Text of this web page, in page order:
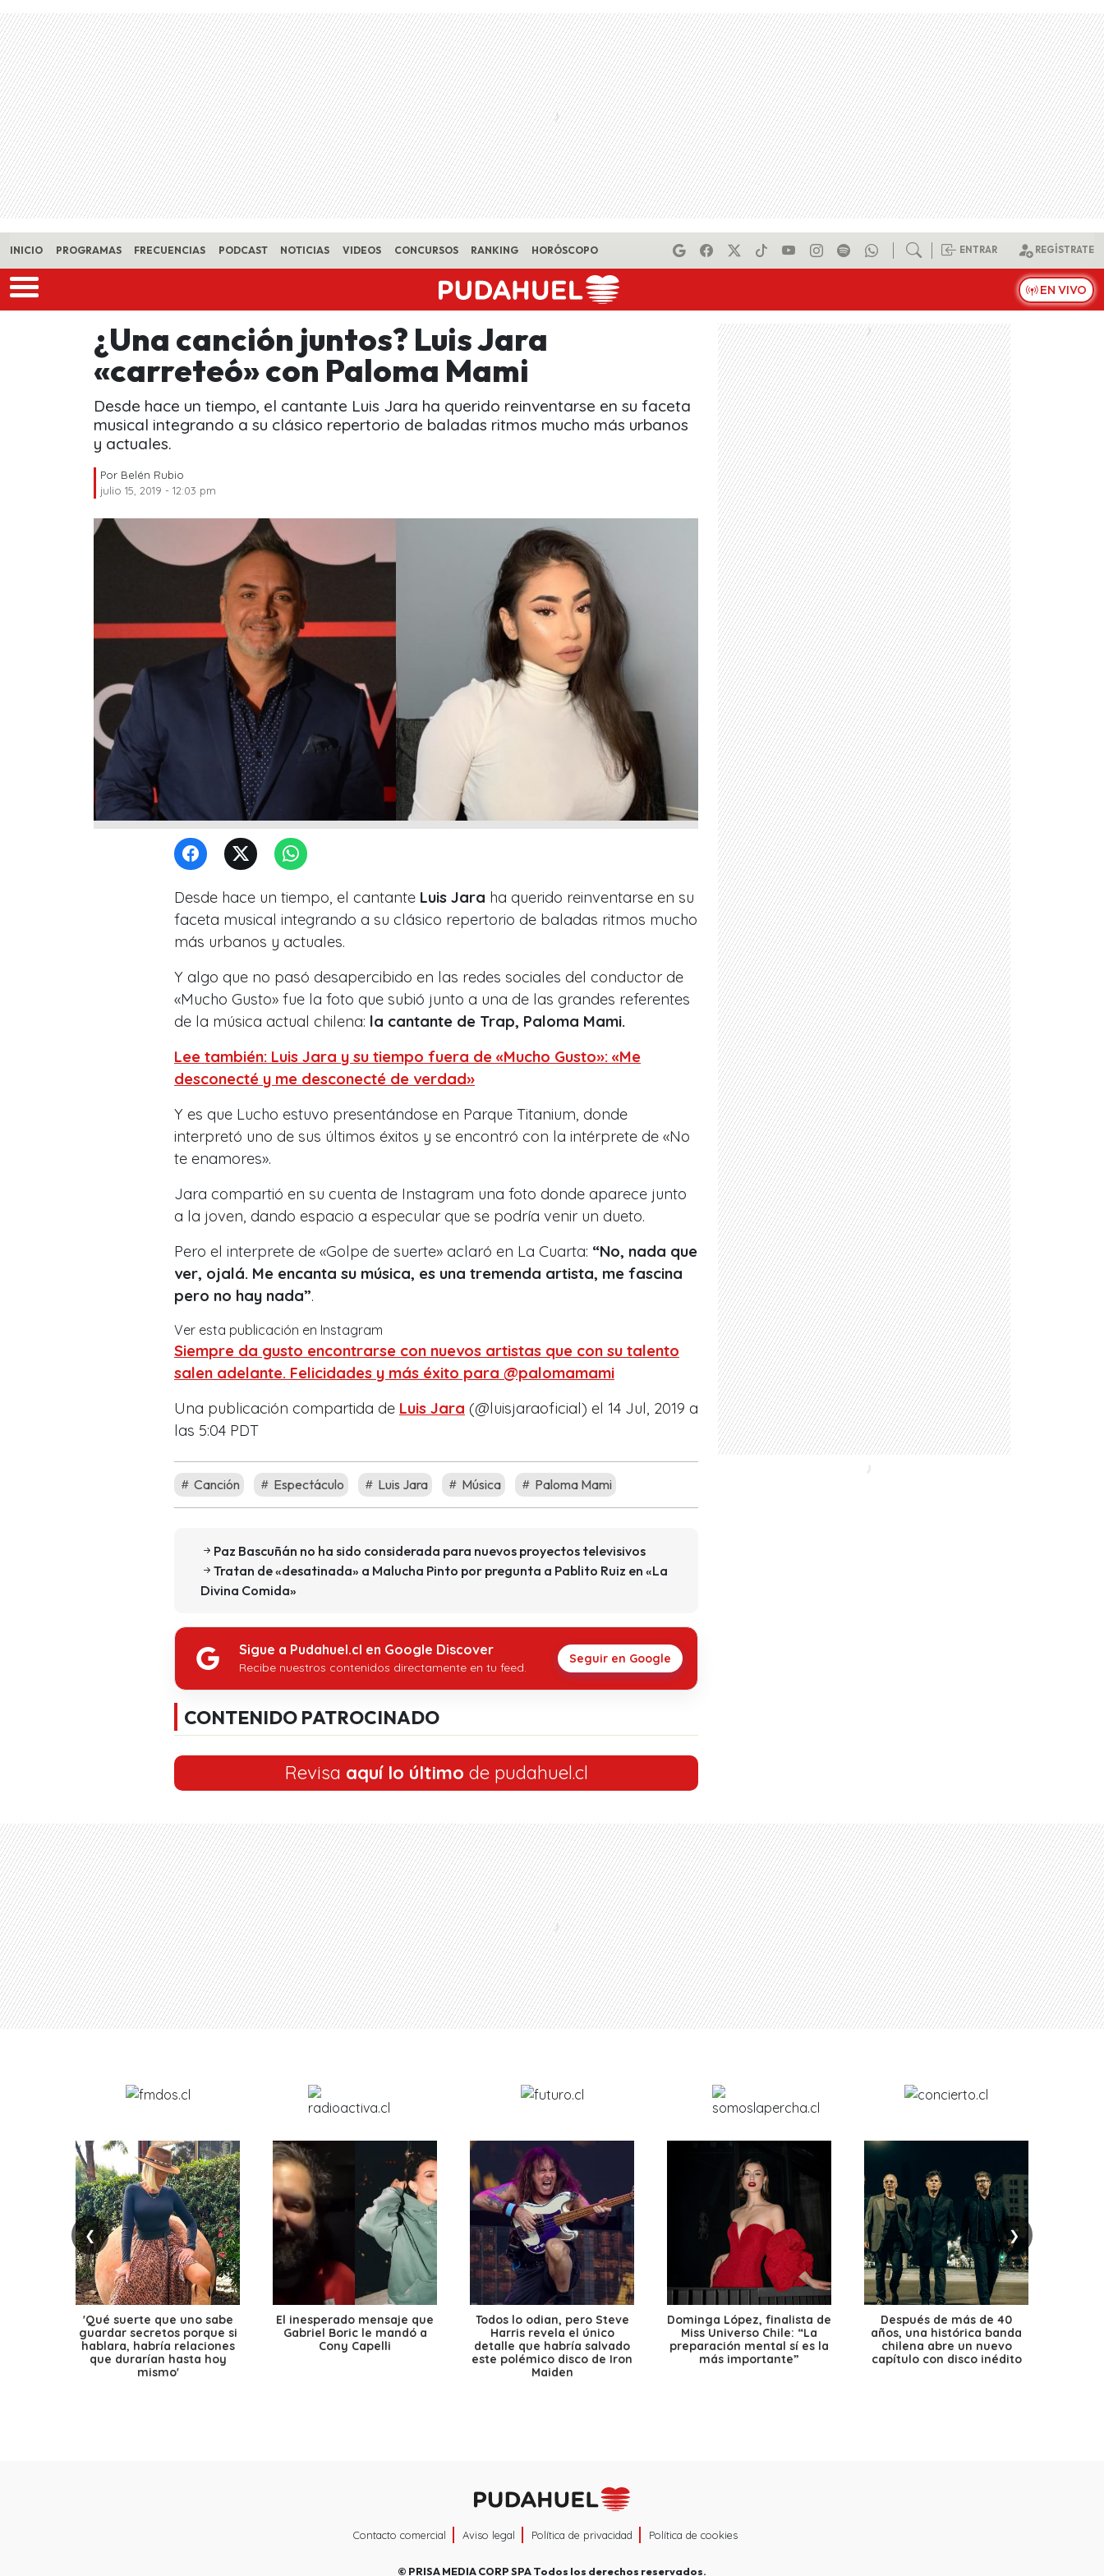
Skip to main content
INICIO PROGRAMAS FRECUENCIAS PODCAST NOTICIAS VIDEOS CONCURSOS RANKING HORÓSCOPO ENTRAR REGÍSTRATE
EN VIVO
¿Una canción juntos? Luis Jara
«carreteó» con Paloma Mami
Desde hace un tiempo, el cantante Luis Jara ha querido reinventarse en su faceta
musical integrando a su clásico repertorio de baladas ritmos mucho más urbanos
y actuales.
Por Belén Rubio
julio 15, 2019 - 12:03 pm
Desde hace un tiempo, el cantante Luis Jara ha querido reinventarse en su
faceta musical integrando a su clásico repertorio de baladas ritmos mucho
más urbanos y actuales.
Y algo que no pasó desapercibido en las redes sociales del conductor de
«Mucho Gusto» fue la foto que subió junto a una de las grandes referentes
de la música actual chilena: la cantante de Trap, Paloma Mami.
Lee también: Luis Jara y su tiempo fuera de «Mucho Gusto»: «Me
desconecté y me desconecté de verdad»
Y es que Lucho estuvo presentándose en Parque Titanium, donde
interpretó uno de sus últimos éxitos y se encontró con la intérprete de «No
te enamores».
Jara compartió en su cuenta de Instagram una foto donde aparece junto
a la joven, dando espacio a especular que se podría venir un dueto.
Pero el interprete de «Golpe de suerte» aclaró en La Cuarta: “No, nada que
ver, ojalá. Me encanta su música, es una tremenda artista, me fascina
pero no hay nada”.
Ver esta publicación en Instagram
Siempre da gusto encontrarse con nuevos artistas que con su talento
salen adelante. Felicidades y más éxito para @palomamami
Una publicación compartida de Luis Jara (@luisjaraoficial) el 14 Jul, 2019 a
las 5:04 PDT
Canción Espectáculo Luis Jara Música Paloma Mami
Paz Bascuñán no ha sido considerada para nuevos proyectos televisivos
Tratan de «desatinada» a Malucha Pinto por pregunta a Pablito Ruiz en «La
Divina Comida»
Sigue a Pudahuel.cl en Google Discover
Recibe nuestros contenidos directamente en tu feed.
Seguir en Google
CONTENIDO PATROCINADO
Revisa aquí lo último de pudahuel.cl
❮ ❯
'Qué suerte que uno sabe
guardar secretos porque si
hablara, habría relaciones
que durarían hasta hoy
mismo'
El inesperado mensaje que
Gabriel Boric le mandó a
Cony Capelli
Todos lo odian, pero Steve
Harris revela el único
detalle que habría salvado
este polémico disco de Iron
Maiden
Dominga López, finalista de
Miss Universo Chile: “La
preparación mental sí es la
más importante”
Después de más de 40
años, una histórica banda
chilena abre un nuevo
capítulo con disco inédito
Contacto comercial Aviso legal Política de privacidad Política de cookies
© PRISA MEDIA CORP SPATodos los derechos reservados.